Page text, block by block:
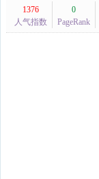
1376
人气指数
0
PageRank